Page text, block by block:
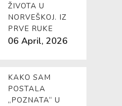
ŽIVOTA U
NORVEŠKOJ. IZ
PRVE RUKE
06 April, 2026
KAKO SAM
POSTALA
„POZNATA“ U